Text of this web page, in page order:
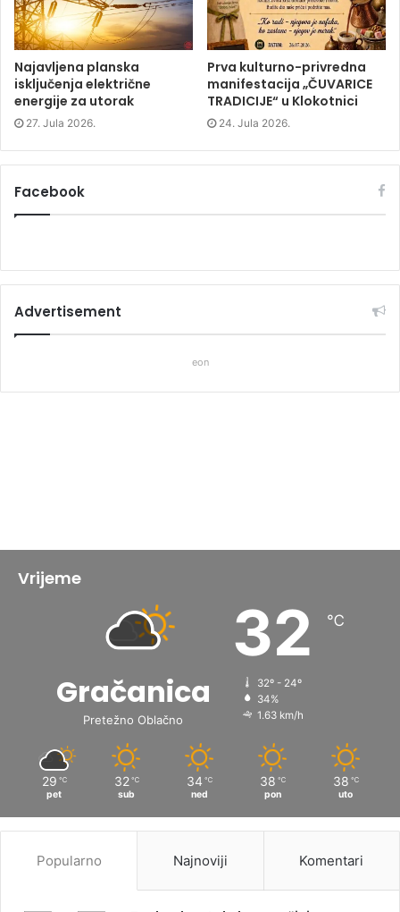
) )
Najavljena planska
isključenja električne
energije za utorak
27. Jula 2026.
Prva kulturno-privredna
manifestacija „ČUVARICE
TRADICIJE“ u Klokotnici
24. Jula 2026.
Facebook
Advertisement
eon
Vrijeme
Gračanica
Pretežno Oblačno
32 ℃
32º - 24º
34%
1.63 km/h
29 ℃
pet
32 ℃
sub
34 ℃
ned
38 ℃
pon
38 ℃
uto
Popularno Najnoviji Komentari